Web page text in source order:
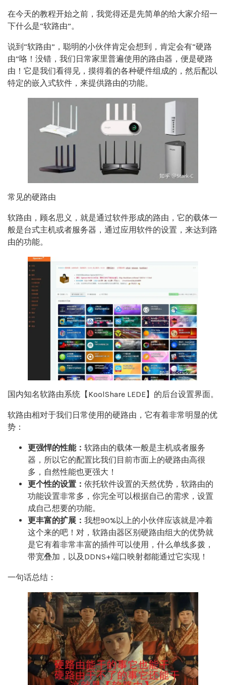
在今天的教程开始之前，我觉得还是先简单的给大家介绍一
下什么是“软路由”。
说到“软路由”，聪明的小伙伴肯定会想到，肯定会有“硬路
由”咯！没错，我们日常家里普遍使用的路由器，便是硬路
由！它是我们看得见，摸得着的各种硬件组成的，然后配以
特定的嵌入式软件，来提供路由的功能。
常见的硬路由
软路由，顾名思义，就是通过软件形成的路由，它的载体一
般是台式主机或者服务器，通过应用软件的设置，来达到路
由的功能。
国内知名软路由系统【KoolShare LEDE】的后台设置界面。
软路由相对于我们日常使用的硬路由，它有着非常明显的优
势：
更强悍的性能： 软路由的载体一般是主机或者服务
器，所以它的配置比我们目前市面上的硬路由高很
多，自然性能也更强大！
更个性的设置： 依托软件设置的天然优势，软路由的
功能设置非常多，你完全可以根据自己的需求，设置
成自己想要的功能。
更丰富的扩展： 我想90%以上的小伙伴应该就是冲着
这个来的吧！对，软路由器区别硬路由组大的优势就
是它有着非常丰富的插件可以使用，什么单线多拨，
带宽叠加，以及DDNS+端口映射都能通过它实现！
一句话总结：